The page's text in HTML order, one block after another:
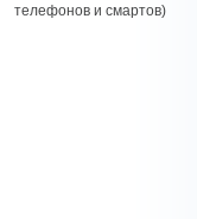
телефонов и смартов)